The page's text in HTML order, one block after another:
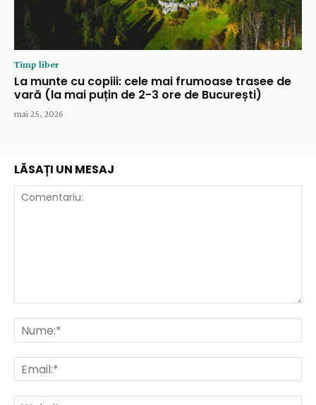
Timp liber
La munte cu copiii: cele mai frumoase trasee de
vară (la mai puțin de 2-3 ore de București)
mai 25, 2026
LĂSAȚI UN MESAJ